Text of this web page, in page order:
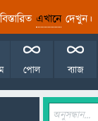
এখানেদেখুন।
ব্যাজ
পোল